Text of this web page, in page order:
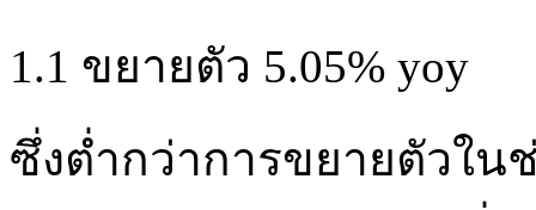
1.1 ขยายตัว 5.05% yoy
ซึ่งต่ำกว่าการขยายตัวใน